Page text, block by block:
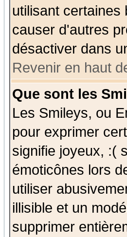
utilisant certaines
causer d'autres
désactiver dans
Revenir en haut
Que sont les
Les Smileys, ou
pour exprimer
signifie joyeux, :(
émoticônes lors
utiliser
illisible et un
supprimer